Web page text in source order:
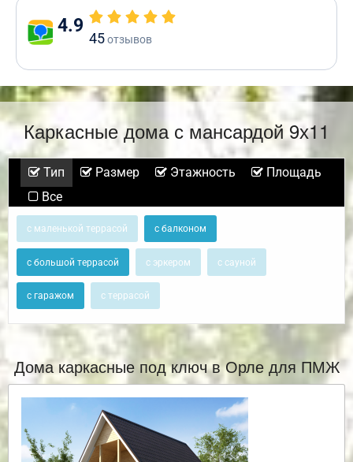
4.9
45отзывов
Каркасные дома с мансардой 9х11
Тип Размер Этажность
Площадь
Все
с маленькой террасой с балконом
с большой террасой с эркером с сауной
с гаражом с террасой
Дома каркасные под ключ в Орле для ПМЖ